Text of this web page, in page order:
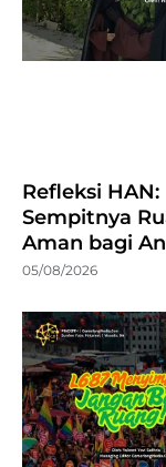
Refleksi HAN:
Sempitnya
Aman bagi
05/08/2026